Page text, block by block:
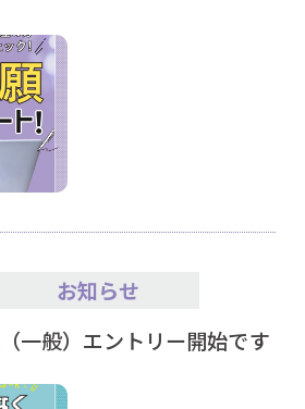
お知らせ
一般）エントリー開始です